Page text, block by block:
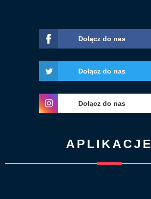
Dołącz do nas
Dołącz do nas
Dołącz do nas
APLIKACJE